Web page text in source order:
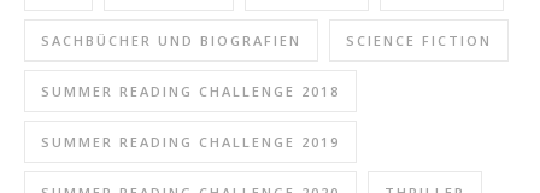
SACHBÜCHER UND BIOGRAFIEN SCIENCE FICTION
SUMMER READING CHALLENGE 2018
SUMMER READING CHALLENGE 2019